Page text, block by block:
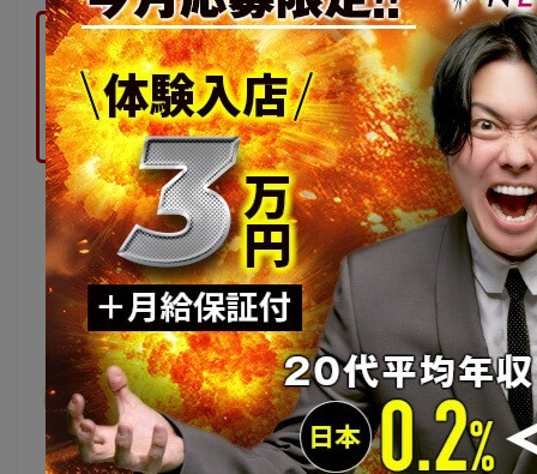
ニュージェネレーショングループでは
未経験ホストを大募集中！